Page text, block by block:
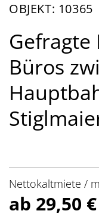
OBJEKT: 10365
Büros
Nettokaltmiete / m
ab 29,50 €